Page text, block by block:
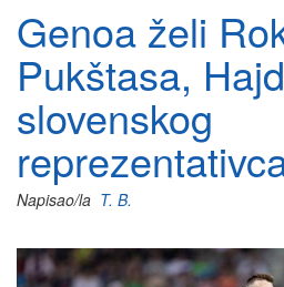
Genoa želi
Pukštasa,
slovenskog
Napisao/la T. B.